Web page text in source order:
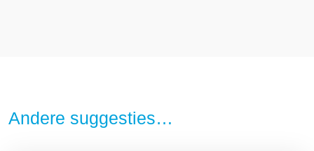
Andere suggesties…